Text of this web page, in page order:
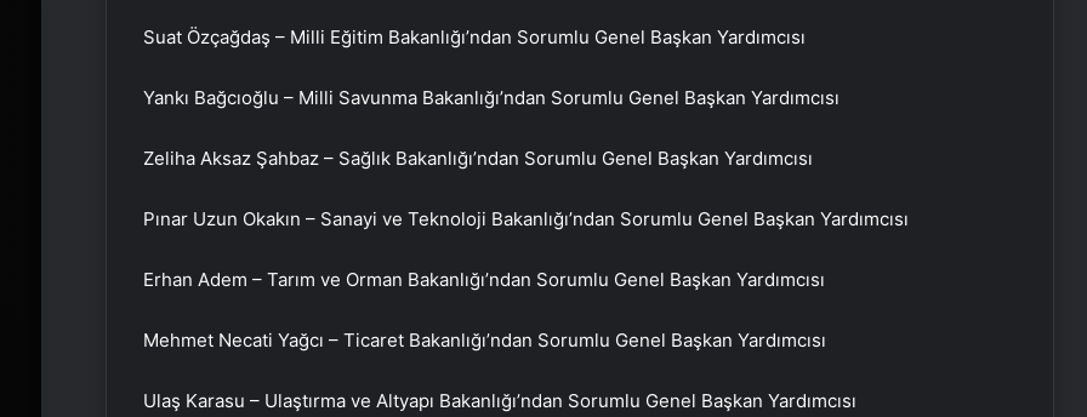
Suat Özçağdaş – Milli Eğitim Bakanlığı’ndan Sorumlu Genel Başkan Yardımcısı
Yankı Bağcıoğlu – Milli Savunma Bakanlığı’ndan Sorumlu Genel Başkan Yardımcısı
Zeliha Aksaz Şahbaz – Sağlık Bakanlığı’ndan Sorumlu Genel Başkan Yardımcısı
Pınar Uzun Okakın – Sanayi ve Teknoloji Bakanlığı’ndan Sorumlu Genel Başkan Yardımcısı
Erhan Adem – Tarım ve Orman Bakanlığı’ndan Sorumlu Genel Başkan Yardımcısı
Mehmet Necati Yağcı – Ticaret Bakanlığı’ndan Sorumlu Genel Başkan Yardımcısı
Ulaş Karasu – Ulaştırma ve Altyapı Bakanlığı’ndan Sorumlu Genel Başkan Yardımcısı